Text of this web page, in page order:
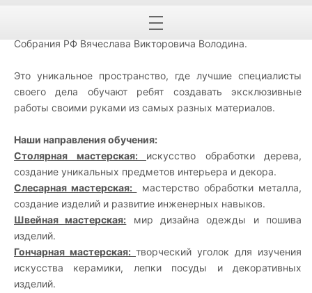
Председателя Государственной Думы Федерального
Собрания РФ Вячеслава Викторовича Володина.
Это уникальное пространство, где лучшие специалисты
своего дела обучают ребят создавать эксклюзивные
работы своими руками из самых разных материалов.
Наши направления обучения:
Столярная мастерская: искусство обработки дерева,
Слесарная мастерская:
мастерство обработки металла,
Швейная мастерская: мир дизайна одежды и пошива
Гончарная мастерская: творческий уголок для изучения
искусства керамики, лепки посуды и декоративных